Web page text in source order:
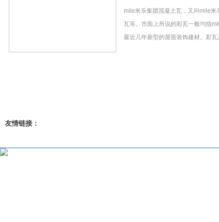
mile米乐集团混凝土瓦，又叫mile米
瓦等。市面上所说的彩瓦一般均指
最近几年新型的屋面装饰建材。彩
友情链接：